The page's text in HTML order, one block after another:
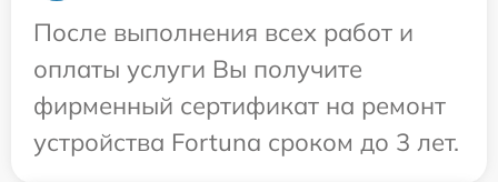
После выполнения всех работ и
оплаты услуги Вы получите
фирменный сертификат на ремонт
устройства Fortuna сроком до 3 лет.